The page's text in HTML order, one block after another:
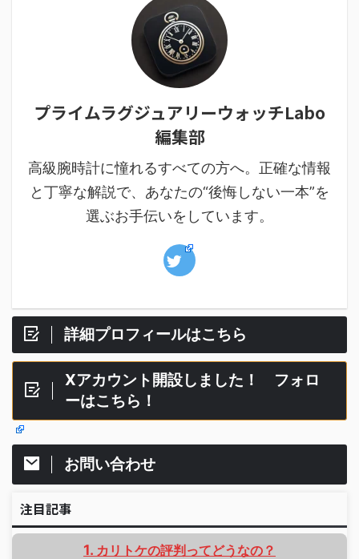
プライムラグジュアリーウォッチLabo
編集部
高級腕時計に憧れるすべての方へ。正確な情報
と丁寧な解説で、あなたの“後悔しない一本”を
選ぶお手伝いをしています。
詳細プロフィールはこちら
Xアカウント開設しました！ フォロ
ーはこちら！
お問い合わせ
注目記事
カリトケの評判ってどうなの？